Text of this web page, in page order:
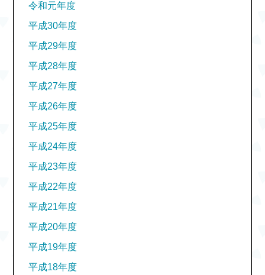
令和元年度
平成30年度
平成29年度
平成28年度
平成27年度
平成26年度
平成25年度
平成24年度
平成23年度
平成22年度
平成21年度
平成20年度
平成19年度
平成18年度